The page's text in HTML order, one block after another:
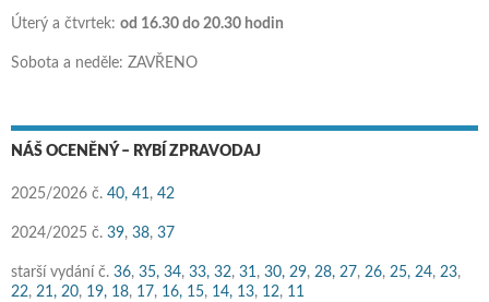
Úterý a čtvrtek: od 16.30 do 20.30 hodin
Sobota a neděle: ZAVŘENO
NÁŠ OCENĚNÝ – RYBÍ ZPRAVODAJ
2025/2026 č. 40, 41, 42
2024/2025 č. 39, 38, 37
starší vydání č. 36, 35, 34, 33, 32, 31, 30, 29, 28, 27, 26, 25, 24, 23,
22, 21, 20, 19, 18, 17, 16, 15, 14, 13, 12, 11